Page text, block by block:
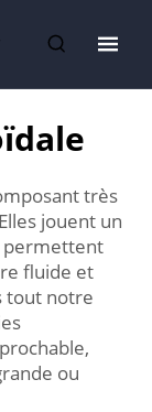
très
jouent un
permettent
fluide et
tout notre
ou